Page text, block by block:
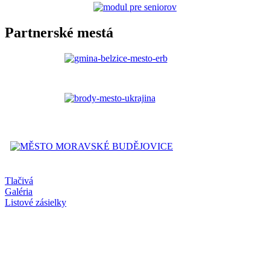
Partnerské mestá
Tlačivá
Galéria
Listové zásielky